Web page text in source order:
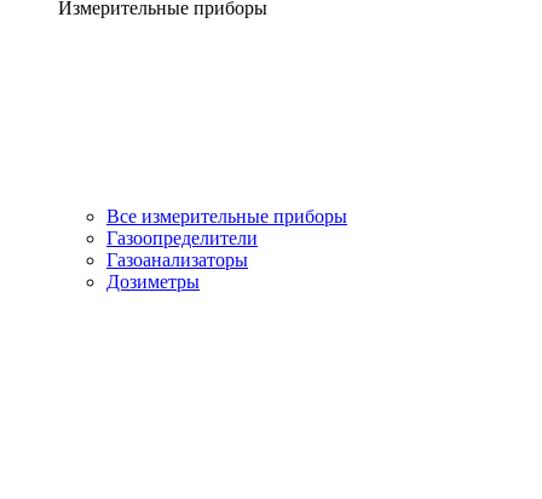
Измерительные приборы
Все измерительные приборы
Газоопределители
Газоанализаторы
Дозиметры